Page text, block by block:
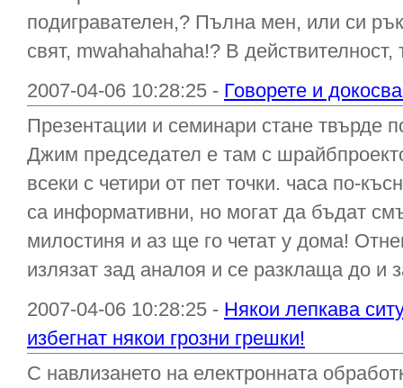
подигравателен,? Пълна мен, или си
свят, mwahahahaha!? В
2007-04-06 10:28:25 - Говорете и
Презентации и семинари стане твърде
Джим председател е там с
всеки с четири от пет точки. часа по-
са информативни, но могат да бъдат
милостиня и аз ще го четат у дома!
излязат зад аналоя и се разклаща до и
2007-04-06 10:28:25 - Някои лепкава
избегнат някои грозни грешки!
С навлизането на електронната